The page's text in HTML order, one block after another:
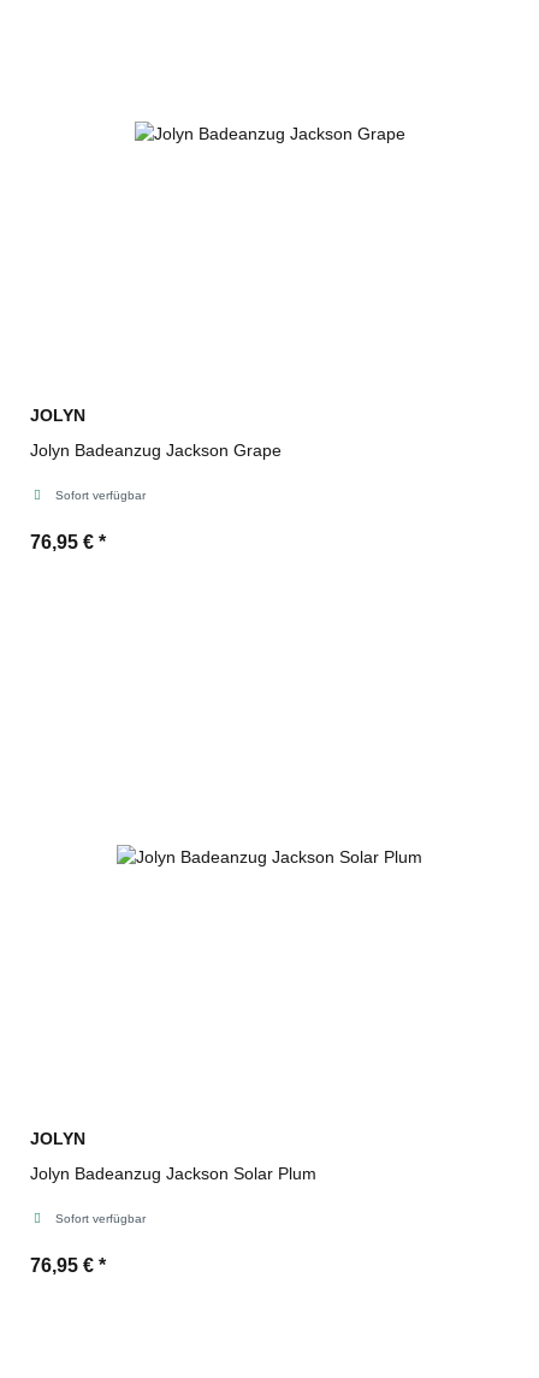
JOLYN
Jolyn Badeanzug Jackson Grape
Sofort verfügbar
76,95 € *
JOLYN
Jolyn Badeanzug Jackson Solar Plum
Sofort verfügbar
76,95 € *